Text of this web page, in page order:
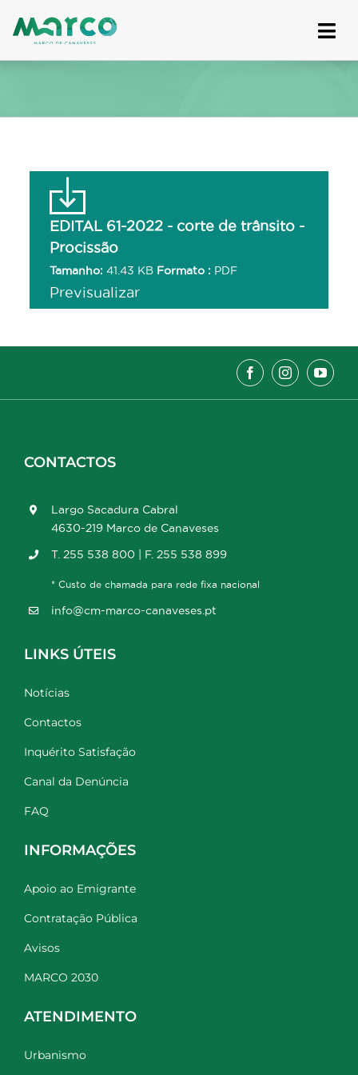
to
EDITAL 61-2022 - corte de trânsito -
Procissão
Tamanho: 41.43 KB Formato : PDF
Previsualizar
CONTACTOS
Largo Sacadura Cabral
4630-219 Marco de Canaveses
T. 255 538 800 | F. 255 538 899
* Custo de chamada para rede fixa nacional
info@cm-marco-canaveses.pt
LINKS ÚTEIS
Notícias
Contactos
Inquérito Satisfação
Canal da Denúncia
FAQ
INFORMAÇÕES
Apoio ao Emigrante
Contratação Pública
Avisos
MARCO 2030
ATENDIMENTO
Urbanismo